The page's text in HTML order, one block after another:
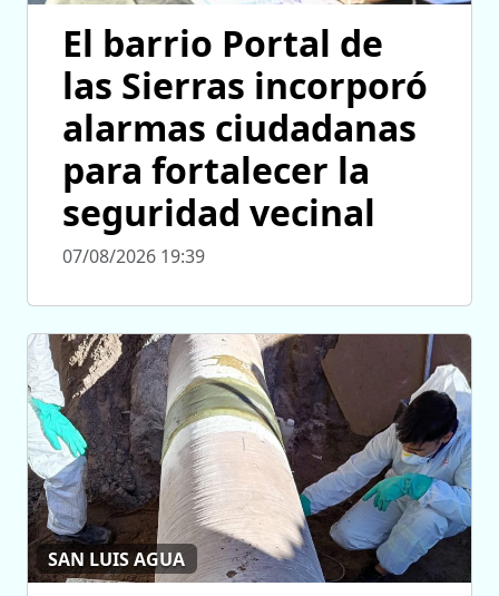
El barrio Portal de
las Sierras incorporó
alarmas ciudadanas
para fortalecer la
seguridad vecinal
07/08/2026 19:39
SAN LUIS AGUA